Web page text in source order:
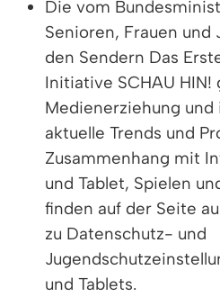
Die vom
Senioren, Frauen und
den Sendern Das
Initiative SCHAU HIN!
Medienerziehung
aktuelle Trends und
Zusammenhang mit
und Tablet, Spielen
finden auf der Seite
zu Datenschutz- und
und Tablets.